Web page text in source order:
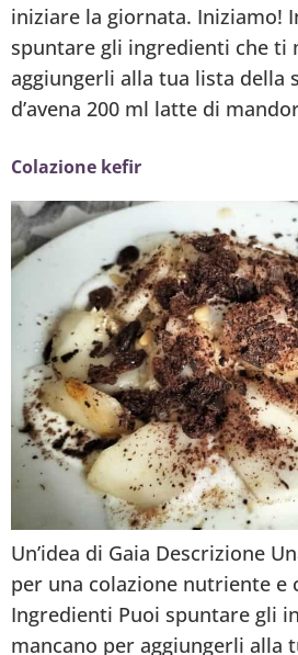
iniziare la giornata. Iniziamo!
spuntare gli ingredienti che ti
aggiungerli alla tua lista della
d’avena 200 ml latte di
Colazione kefir
Un’idea di Gaia Descrizione
per una colazione nutriente e
Ingredienti Puoi spuntare gli
mancano per aggiungerli alla